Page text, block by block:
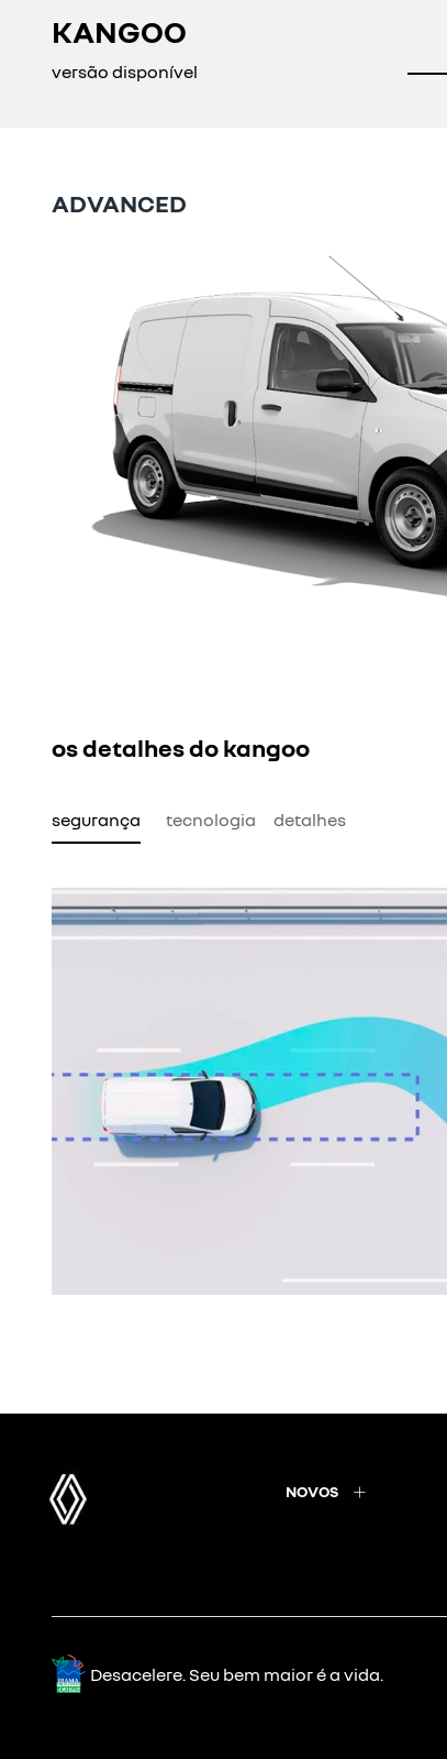
KANGOO
versão disponível
ADVANCED
os detalhes do kangoo
segurança tecnologia detalhes
NOVOS
Desacelere. Seu bem maior é a vida.